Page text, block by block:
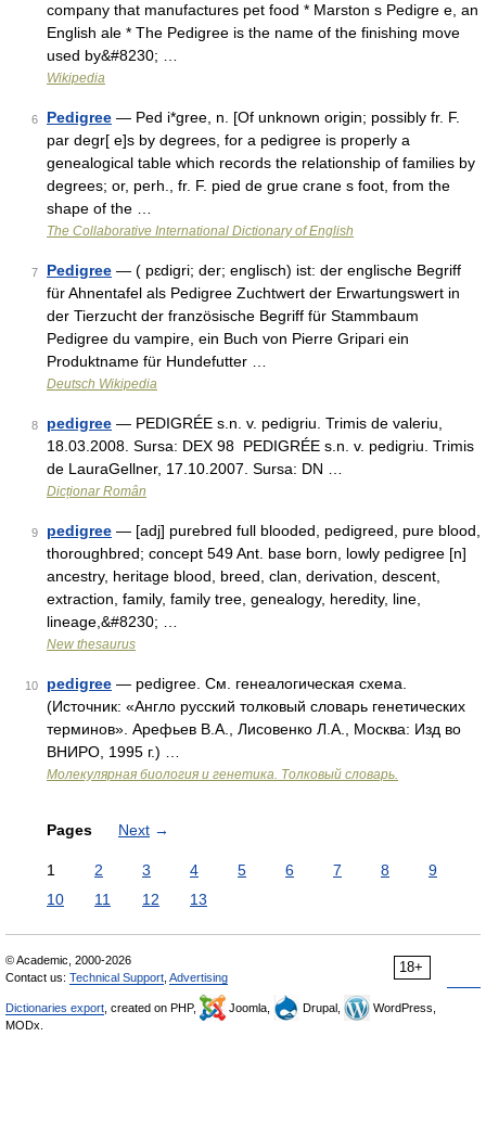
company that manufactures pet food * Marston s Pedigre e, an
English ale * The Pedigree is the name of the finishing move
used by&#8230; …
Wikipedia
6 Pedigree — Ped i*gree, n. [Of unknown origin; possibly fr. F.
par degr[ e]s by degrees, for a pedigree is properly a
genealogical table which records the relationship of families by
degrees; or, perh., fr. F. pied de grue crane s foot, from the
shape of the …
The Collaborative International Dictionary of English
7 Pedigree — ( pɛdigri; der; englisch) ist: der englische Begriff
für Ahnentafel als Pedigree Zuchtwert der Erwartungswert in
der Tierzucht der französische Begriff für Stammbaum
Pedigree du vampire, ein Buch von Pierre Gripari ein
Produktname für Hundefutter …
Deutsch Wikipedia
8 pedigree — PEDIGRÉE s.n. v. pedigriu. Trimis de valeriu,
18.03.2008. Sursa: DEX 98 PEDIGRÉE s.n. v. pedigriu. Trimis
de LauraGellner, 17.10.2007. Sursa: DN …
Dicționar Român
9 pedigree — [adj] purebred full blooded, pedigreed, pure blood,
thoroughbred; concept 549 Ant. base born, lowly pedigree [n]
ancestry, heritage blood, breed, clan, derivation, descent,
extraction, family, family tree, genealogy, heredity, line,
lineage,&#8230; …
New thesaurus
10 pedigree — pedigree. См. генеалогическая схема.
(Источник: «Англо русский толковый словарь генетических
терминов». Арефьев В.А., Лисовенко Л.А., Москва: Изд во
ВНИРО, 1995 г.) …
Молекулярная биология и генетика. Толковый словарь.
Pages Next →
1 2 3 4 5 6 7 8
9
10
11 12 13
18+
© Academic, 2000-2026
Contact us: Technical Support Advertising
Dictionaries export , created on PHP, Joomla, Drupal,
WordPress,
MODx.